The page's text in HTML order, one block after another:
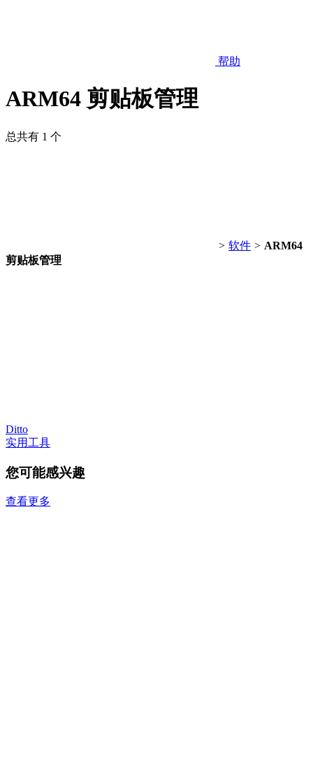
帮助
ARM64 剪贴板管理
总共有 1 个
> 软件 > ARM64
剪贴板管理
Ditto
实用工具
您可能感兴趣
查看更多